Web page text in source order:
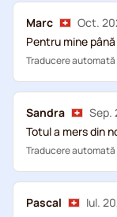
Marc
Oct.
Pentru mine
Traducere automată
Sandra
Sep.
Totul a mers din
Traducere automată
Pascal
Iul.